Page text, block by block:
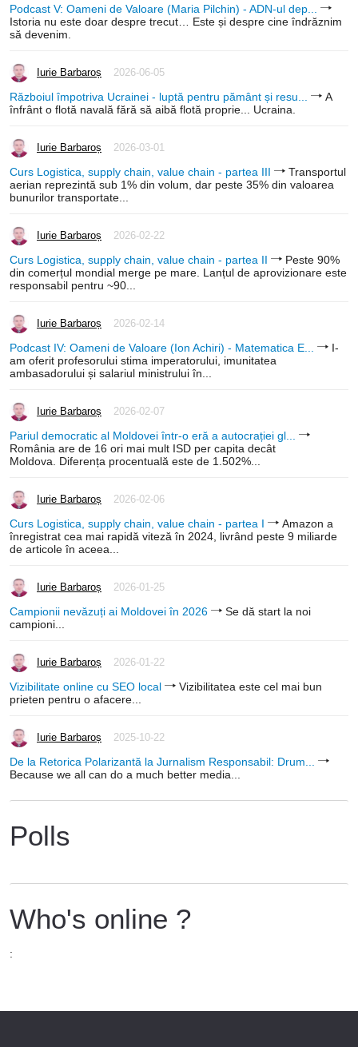
Podcast V: Oameni de Valoare (Maria Pilchin) - ADN-ul dep...
Istoria nu este doar despre trecut… Este și despre cine îndrăznim
să devenim.
Iurie Barbaroș 2026-06-05
Războiul împotriva Ucrainei - luptă pentru pământ și resu...
A
înfrânt o flotă navală fără să aibă flotă proprie... Ucraina.
Iurie Barbaroș 2026-03-01
Curs Logistica, supply chain, value chain - partea III
Transportul
aerian reprezintă sub 1% din volum, dar peste 35% din valoarea
bunurilor transportate...
Iurie Barbaroș 2026-02-22
Curs Logistica, supply chain, value chain - partea II
Peste 90%
din comerțul mondial merge pe mare. Lanțul de aprovizionare este
responsabil pentru ~90...
Iurie Barbaroș 2026-02-14
Podcast IV: Oameni de Valoare (Ion Achiri) - Matematica E...
I-
am oferit profesorului stima imperatorului, imunitatea
ambasadorului și salariul ministrului în...
Iurie Barbaroș 2026-02-07
Pariul democratic al Moldovei într-o eră a autocrației gl...
România are de 16 ori mai mult ISD per capita decât
Moldova. Diferența procentuală este de 1.502%...
Iurie Barbaroș 2026-02-06
Curs Logistica, supply chain, value chain - partea I
Amazon a
înregistrat cea mai rapidă viteză în 2024, livrând peste 9 miliarde
de articole în aceea...
Iurie Barbaroș 2026-01-25
Campionii nevăzuți ai Moldovei în 2026
Se dă start la noi
campioni...
Iurie Barbaroș 2026-01-22
Vizibilitate online cu SEO local
Vizibilitatea este cel mai bun
prieten pentru o afacere...
Iurie Barbaroș 2025-10-22
De la Retorica Polarizantă la Jurnalism Responsabil: Drum...
Because we all can do a much better media...
Polls
Who's online ?
: